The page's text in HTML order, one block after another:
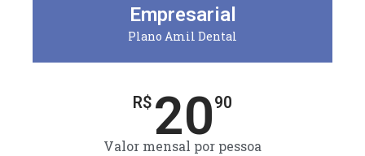
Empresarial
Plano Amil Dental
R$ 2090
Valor mensal por pessoa